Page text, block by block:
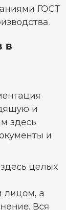
ГОСТ
в
и
здесь
и
целых
лицом, а
Вся